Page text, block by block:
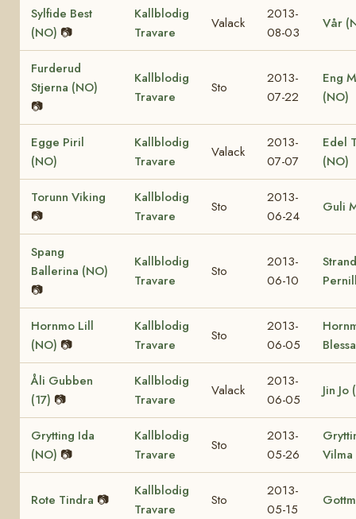
Sylfide Best
(NO) 📷
Kallblodig
Travare
Valack
2013-
08-03
Vår
Furderud
Stjerna (NO)
📷
Kallblodig
Travare
Sto
2013-
07-22
Eng
(NO)
Egge Piril
(NO)
Kallblodig
Travare
Valack
2013-
07-07
Edel
(NO)
Torunn Viking
📷
Kallblodig
Travare
Sto
2013-
06-24
Guli
Spang
Ballerina (NO)
📷
Kallblodig
Travare
Sto
2013-
06-10
Hornmo Lill
(NO) 📷
Kallblodig
Travare
Sto
2013-
06-05
Åli Gubben
(17) 📷
Kallblodig
Travare
Valack
2013-
06-05
Jin Jo
Grytting Ida
(NO) 📷
Kallblodig
Travare
Sto
2013-
05-26
Rote Tindra 📷
Kallblodig
Travare
Sto
2013-
05-15